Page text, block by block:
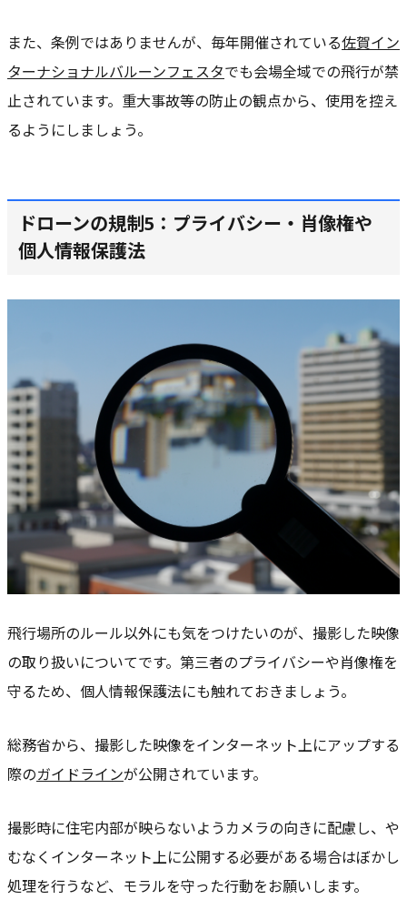
また、条例ではありませんが、毎年開催されている佐賀イン
ターナショナルバルーンフェスタでも会場全域での飛行が禁
止されています。重大事故等の防止の観点から、使用を控え
るようにしましょう。
ドローンの規制5：プライバシー・肖像権や
個人情報保護法
飛行場所のルール以外にも気をつけたいのが、撮影した映像
の取り扱いについてです。第三者のプライバシーや肖像権を
守るため、個人情報保護法にも触れておきましょう。
総務省から、撮影した映像をインターネット上にアップする
際のガイドラインが公開されています。
撮影時に住宅内部が映らないようカメラの向きに配慮し、や
むなくインターネット上に公開する必要がある場合はぼかし
処理を行うなど、モラルを守った行動をお願いします。